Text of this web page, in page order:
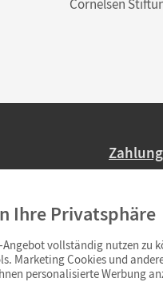
Cornelsen
Ab 59,–
Ihre Privatsphäre
Angebot vollständig nutzen zu
Marketing Cookies und
personalisierte Werbung